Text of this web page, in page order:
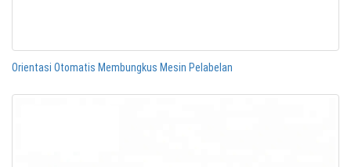
Orientasi Otomatis Membungkus Mesin Pelabelan